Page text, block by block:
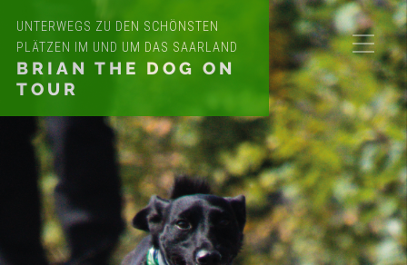
UNTERWEGS ZU DEN SCHÖNSTEN
PLÄTZEN IM UND UM DAS SAARLAND
BRIAN THE DOG ON
TOUR